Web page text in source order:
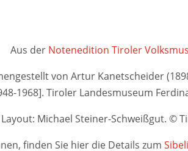
Aus der Notenedition Tiroler
von Artur Kanetscheider
1968]. Tiroler Landesmuseum
Michael Steiner-Schweißgut. ©
finden Sie hier die Details zum